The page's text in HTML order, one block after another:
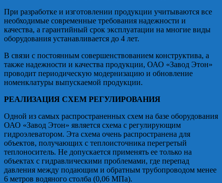
При разработке и изготовлении продукции учитываются все
необходимые современные требования надежности и
качества, а гарантийный срок эксплуатации на многие виды
оборудования устанавливается до 4 лет.
В связи с постоянным совершенствованием конструктива, а
также надежности и качества продукции, ОАО «Завод Этон»
проводит периодическую модернизацию и обновление
номенклатуры выпускаемой продукции.
РЕАЛИЗАЦИЯ СХЕМ РЕГУЛИРОВАНИЯ
Одной из самых распространенных схем на базе оборудования
ОАО «Завод Этон» является схема с регулирующим
гидроэлеватором. Эта схема очень распространена для
объектов, получающих с теплоисточника перегретый
теплоноситель. Не допускается применять ее только на
объектах с гидравлическими проблемами, где перепад
давления между подающим и обратным трубопроводом менее
6 метров водяного столба (0,06 МПа).